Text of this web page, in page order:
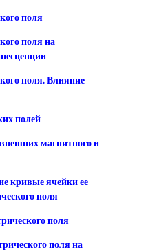
поля
поля на
поля. Влияние
полей
магнитного и
кривые ячейки ее
поля
поля
поля на